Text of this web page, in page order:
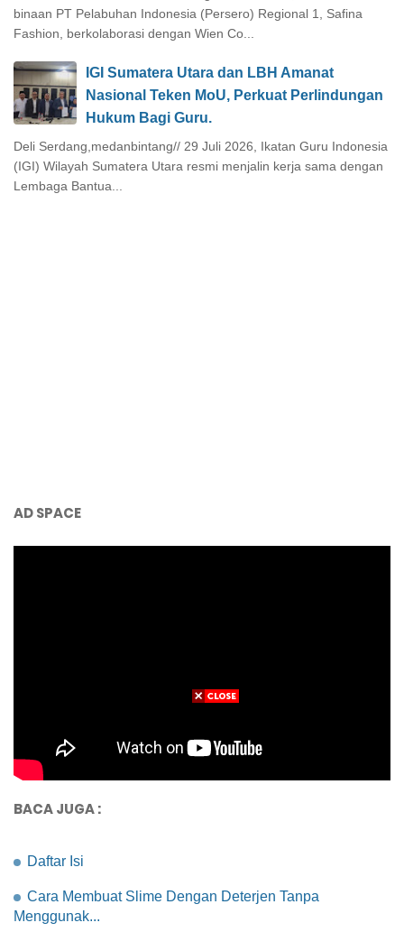
binaan PT Pelabuhan Indonesia (Persero) Regional 1, Safina
Fashion, berkolaborasi dengan Wien Co...
IGI Sumatera Utara dan LBH Amanat
Nasional Teken MoU, Perkuat Perlindungan
Hukum Bagi Guru.
Deli Serdang,medanbintang// 29 Juli 2026, Ikatan Guru Indonesia
(IGI) Wilayah Sumatera Utara resmi menjalin kerja sama dengan
Lembaga Bantua...
AD SPACE
BACA JUGA :
Daftar Isi
Cara Membuat Slime Dengan Deterjen Tanpa
Menggunak...